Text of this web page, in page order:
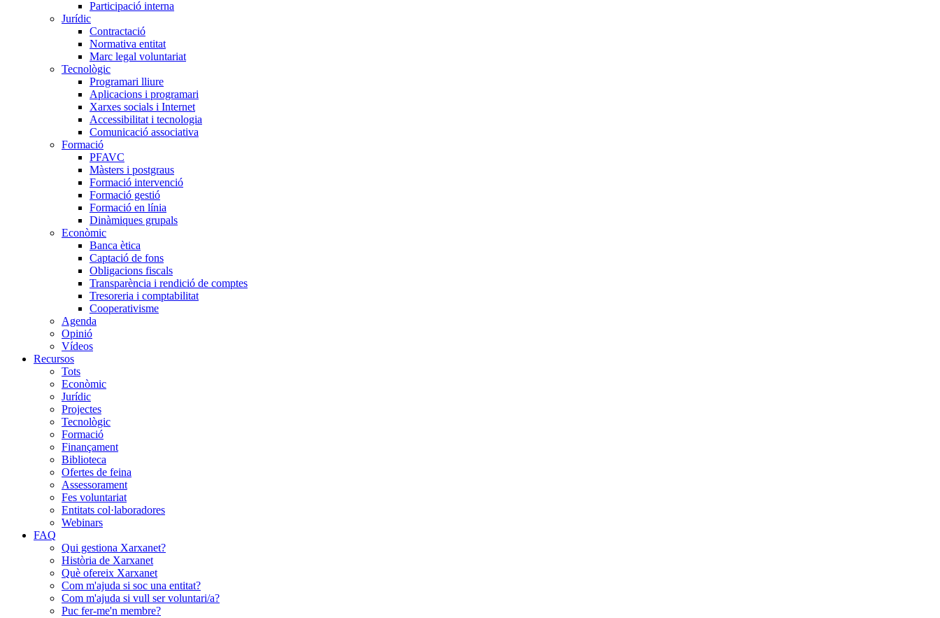
Participació interna
Jurídic
Contractació
Normativa entitat
Marc legal voluntariat
Tecnològic
Programari lliure
Aplicacions i programari
Xarxes socials i Internet
Accessibilitat i tecnologia
Comunicació associativa
Formació
PFAVC
Màsters i postgraus
Formació intervenció
Formació gestió
Formació en línia
Dinàmiques grupals
Econòmic
Banca ètica
Captació de fons
Obligacions fiscals
Transparència i rendició de comptes
Tresoreria i comptabilitat
Cooperativisme
Agenda
Opinió
Vídeos
Recursos
Tots
Econòmic
Jurídic
Projectes
Tecnològic
Formació
Finançament
Biblioteca
Ofertes de feina
Assessorament
Fes voluntariat
Entitats col·laboradores
Webinars
FAQ
Qui gestiona Xarxanet?
Història de Xarxanet
Què ofereix Xarxanet
Com m'ajuda si soc una entitat?
Com m'ajuda si vull ser voluntari/a?
Puc fer-me'n membre?